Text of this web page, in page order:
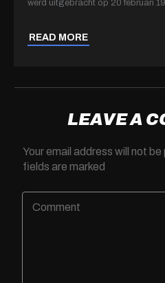
werd uitgebracht op 20 februari
READ MORE
LEAVE A
Your email address will not be
fields are marked